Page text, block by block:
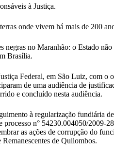
à Justiça.
onde vivem há mais de 200
no Maranhão: o Estado
Brasília.
Federal, em São Luiz, com o
de uma audiência de
e concluído nesta audiência.
à regularização fundiária
processo n° 54230.004050/2009-28
as ações de corrupção do
de Quilombos.